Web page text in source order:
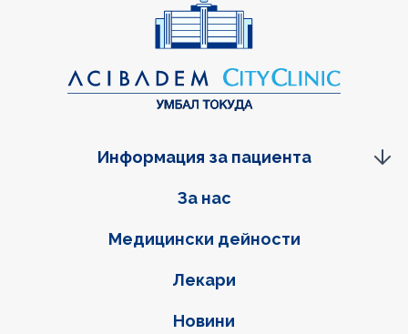
Фуутер навигация
За нас
Медицински дейности
Лекари
Новини
Информация за пациента